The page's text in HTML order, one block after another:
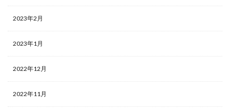
2023年2月
2023年1月
2022年12月
2022年11月